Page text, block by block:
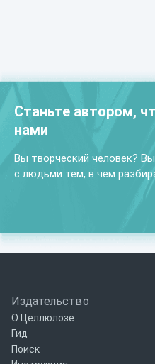
Станьте автором,
нами
Вы творческий человек?
с людьми тем, в чем
Издательство
О Целлюлозе
Гид
Поиск